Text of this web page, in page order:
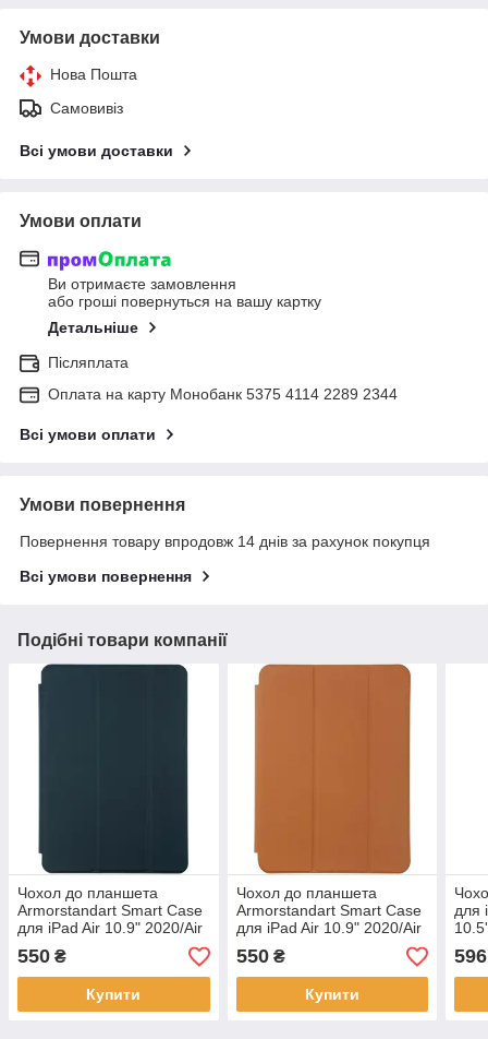
Умови доставки
Нова Пошта
Самовивіз
Всі умови доставки
Умови оплати
Ви отримаєте замовлення
або гроші повернуться на вашу картку
Детальніше
Післяплата
Оплата на карту Монобанк 5375 4114 2289 2344
Всі умови оплати
Умови повернення
Повернення товару впродовж 14 днів за рахунок покупця
Всі умови повернення
Подібні товари компанії
Чохол до планшета
Armorstandart Smart Case
для iPad Air 10.9" 2020/Air
550 ₴
Купити
Чохол до планшета
Armorstandart Smart Case
для iPad Air 10.9" 2020/Air
550₴
Купити
для
596